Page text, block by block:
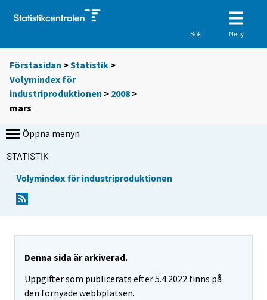
Sök Meny
Förstasidan >Statistik >
Volymindex för
industriproduktionen > 2008 >
mars
Öppna menyn
STATISTIK
Volymindex för industriproduktionen
Denna sida är arkiverad.
Uppgifter som publicerats efter 5.4.2022 finns på
den förnyade webbplatsen.